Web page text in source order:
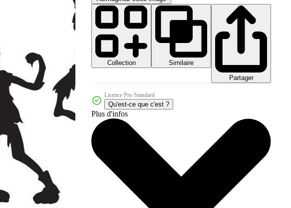
Collection
Similaire
Partager
Licence Pro Standard
Qu'est-ce que c'est ?
Plus d'infos